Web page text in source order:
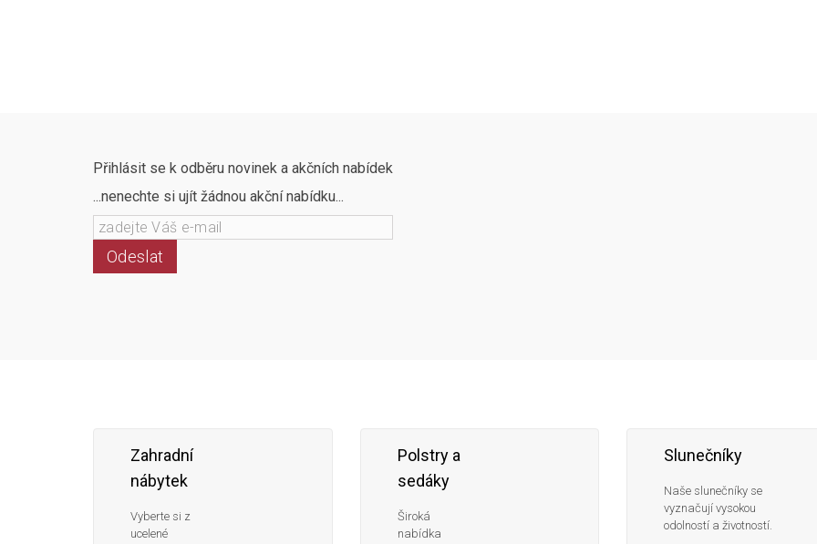
Přihlásit se k odběru novinek a akčních nabídek
...nenechte si ujít žádnou akční nabídku...
Odeslat
Zahradní
nábytek
Vyberte si z
ucelené
Polstry a
sedáky
Široká
nabídka
Slunečníky
Naše slunečníky se
vyznačují vysokou
odolností a životností.